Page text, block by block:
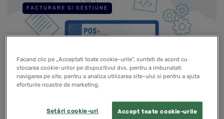
FACTURARE SI GESTIUNE
Facand clic pe „Acceptati toate cookie-urile”, sunteti de acord cu
stocarea cookie-urilor pe dispozitivul dvs. pentru a imbunatati
navigarea pe site, pentru a analiza utilizarea site-ului si pentru a ajuta
eforturile noastre de marketing.
Accept toate cookie-urile
Setări cookie-uri